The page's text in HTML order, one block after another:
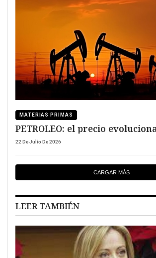
MATERIAS PRIMAS
PETROLEO: el precio
22 De Julio De 2026
CARGAR MÁS
LEER TAMBIÉN